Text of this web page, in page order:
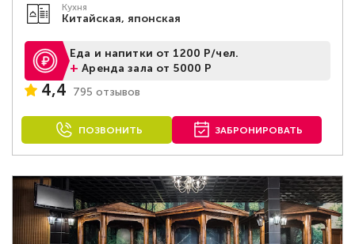
Кухня
Китайская, японская
Еда и напитки от 1200 Р/чел.
+Аренда зала от 5000 Р
4,4 795 отзывов
ПОЗВОНИТЬ ЗАБРОНИРОВАТЬ